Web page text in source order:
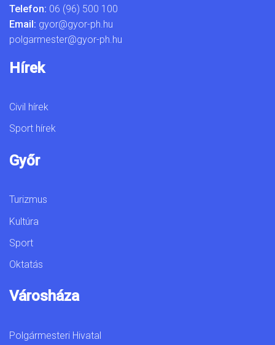
Telefon: 06 (96) 500 100
Email: gyor@gyor-ph.hu
polgarmester@gyor-ph.hu
Hírek
Civil hírek
Sport hírek
Győr
Turizmus
Kultúra
Sport
Oktatás
Városháza
Polgármesteri Hivatal